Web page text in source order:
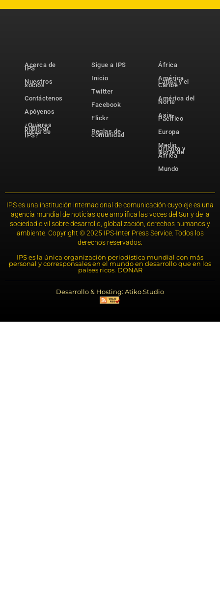
Acerca de
IPS
Nuestros
socios
Contáctenos
Apóyenos
¿Quieres
publicar
notas de
IPS?
Sigue a IPS
Inicio
Twitter
Facebook
Flickr
Reglas de
comunidad
África
América
Latina y el
Caribe
América del
Norte
Asia-
Pacífico
Europa
Medio
Oriente y
Norte de
África
Mundo
IPS es una institución internacional de comunicación cuyo eje es una
agencia mundial de noticias que amplifica las voces del Sur y de la
sociedad civil sobre desarrollo, globalización, derechos humanos y
ambiente. Copyright © 2025 IPS-Inter Press Service. Todos los
derechos reservados.
IPS es la única organización periodística mundial con más
personal y corresponsales en el mundo en desarrollo que en los
países ricos. DONAR
Desarrollo & Hosting: Atiko.Studio